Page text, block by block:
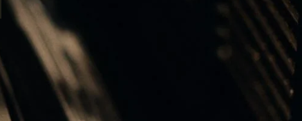
Beolink Surround
Beoplay H95
Beoplay HX
BEOSOUND A5
Beosystem 3000c